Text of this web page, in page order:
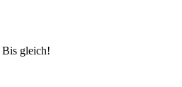
Bis gleich!